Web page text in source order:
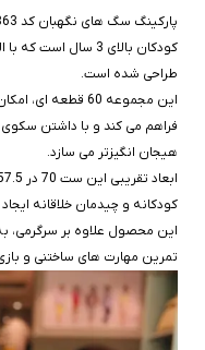
طراحی شده است.
این مجموعه 60
فراهم می‌ کند و با داشتن سکوی
هیجان‌ انگیزتر می‌ سازد.
کودکانه و چیدمان خلاقانه
این محصول علاوه بر
تمرین مهارت‌ های ساختنی و